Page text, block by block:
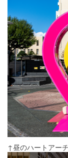
↑昼のハートアーチ